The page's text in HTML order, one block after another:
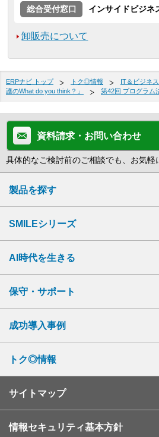
総合受付窓口
インサイドビジネ
卸販売について
ERPナビ トップ トク◎情報 IT＆ビジネ
護のWhat do you think？」
第42回 プログラム
資料請求・お問い合わせ
具体的なご検討前のご相談でも、お気軽
製品を探す
SMILEシリーズ
AI時代を生きる
保守・サポート
成功導入事例
トク◎情報
サイトマップ
情報セキュリティ基本方針